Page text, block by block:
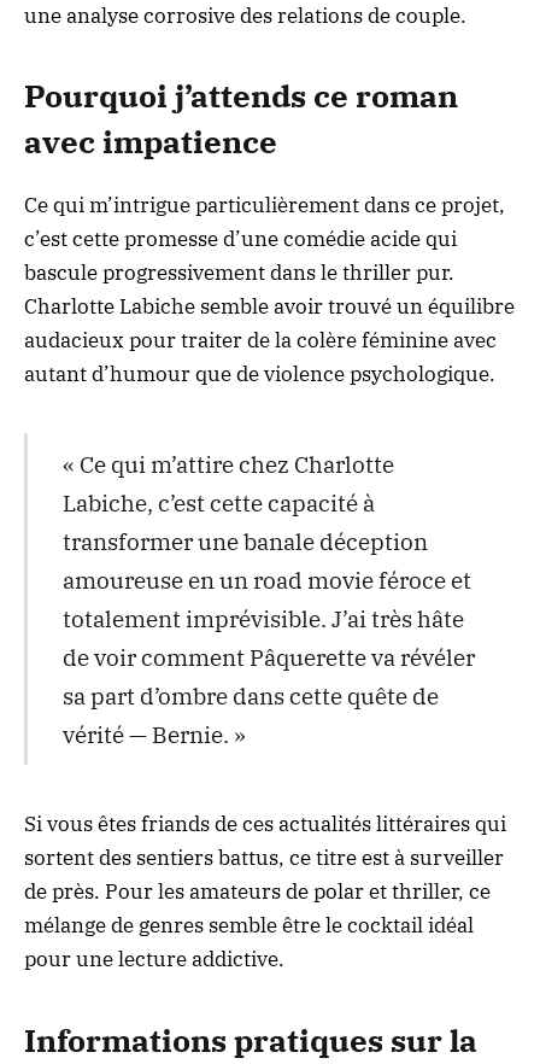
une analyse corrosive des relations de couple.
Pourquoi j’attends ce roman
avec impatience
Ce qui m’intrigue particulièrement dans ce projet,
c’est cette promesse d’une comédie acide qui
bascule progressivement dans le thriller pur.
Charlotte Labiche semble avoir trouvé un équilibre
audacieux pour traiter de la colère féminine avec
autant d’humour que de violence psychologique.
« Ce qui m’attire chez Charlotte
Labiche, c’est cette capacité à
transformer une banale déception
amoureuse en un road movie féroce et
totalement imprévisible. J’ai très hâte
de voir comment Pâquerette va révéler
sa part d’ombre dans cette quête de
vérité — Bernie. »
Si vous êtes friands de cesactualités littérairesqui
sortent des sentiers battus, ce titre est à surveiller
de près. Pour les amateurs depolar et thriller, ce
mélange de genres semble être le cocktail idéal
pour une lecture addictive.
Informations pratiques sur la